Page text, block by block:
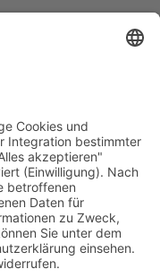
Kinder